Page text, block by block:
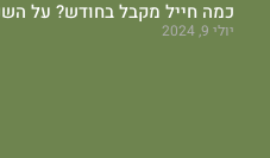
כמה חייל מקבל בחודש? על
יולי 9, 2024